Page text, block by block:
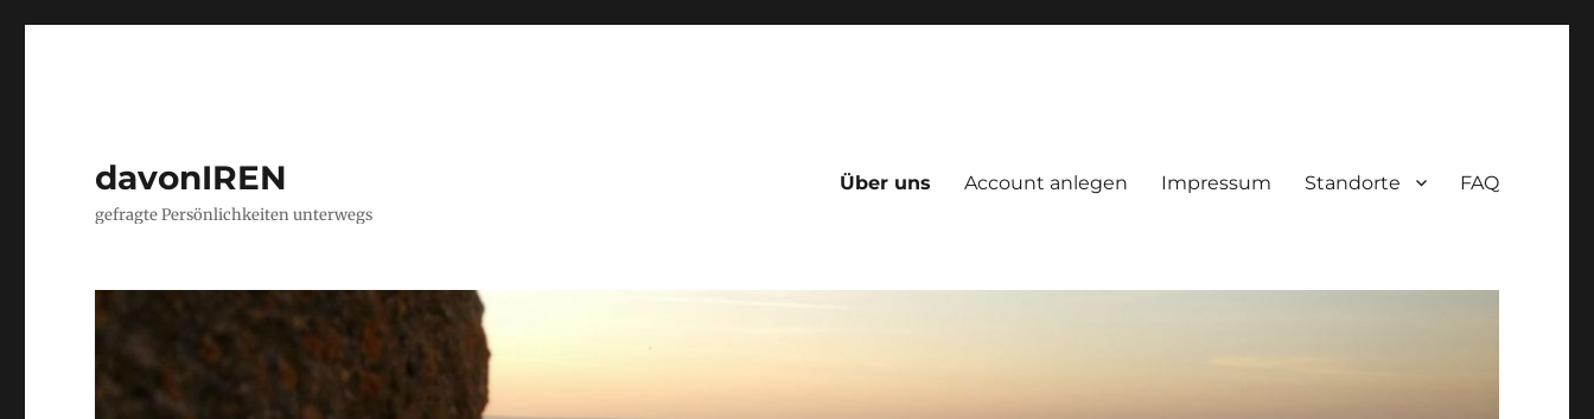
davonIREN
gefragte Persönlichkeiten unterwegs
Über uns Account anlegen Impressum Standorte FAQ